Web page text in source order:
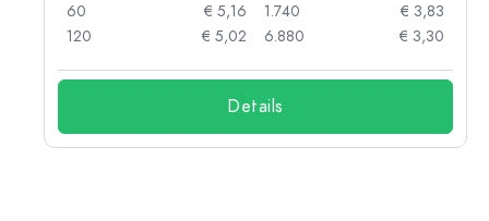
60
€ 5,16
120
€ 5,02
1.740
€ 3,83
6.880
€ 3,30
Details